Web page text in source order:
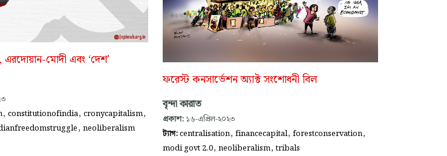
এরদোয়ান-মোদী এবং ‘দেশ’
, constitutionofindia, cronycapitalism,
, neoliberalism
ফরেস্ট কনসার্ভেশন অ্যাক্ট সংশোধনী বিল
বৃন্দা কারাত
প্রকাশ: ১৬-এপ্রিল-২০২৩
ট্যাগ:centralisation, financecapital, forestconservation,
modi govt 2.0, neoliberalism,tribals